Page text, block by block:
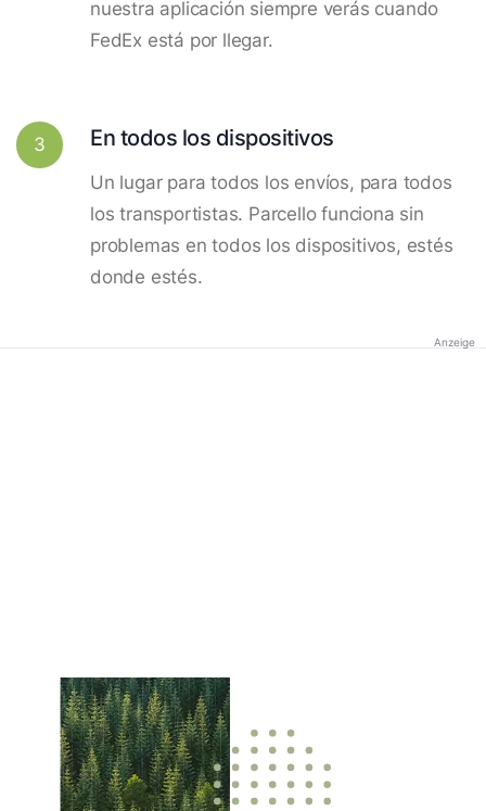
nuestra aplicación siempre verás cuando
FedEx está por llegar.
3 En todos los dispositivos
Un lugar para todos los envíos, para todos
los transportistas. Parcello funciona sin
problemas en todos los dispositivos, estés
donde estés.
Anzeige